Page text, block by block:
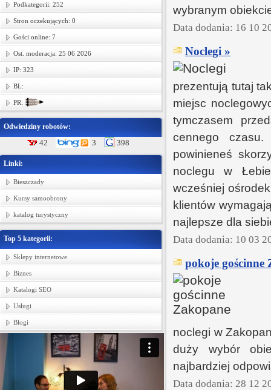
Podkategorii: 252
Stron oczekujących: 0
Gości online: 7
Ost. moderacja: 25 06 2026
IP: 323
BL:
PR:
Odwiedziny robotów:
42 3 398
Linki:
Bieszczady
Kursy samoobrony
katalog turystyczny
Top 5 kategorii:
Sklepy internetowe
Biznes
Katalogi SEO
Usługi
Blogi
wybranym
Data dodania: 16 10
Noclegi »
prezentują tutaj
miejsc
tymczasem
cennego
powinieneś
noclegu w
wcześniej
klientów
najlepsze dla
Data dodania: 10 03
pokoje gościnne
noclegi w
duży wybór
najbardziej
Data dodania: 28 12